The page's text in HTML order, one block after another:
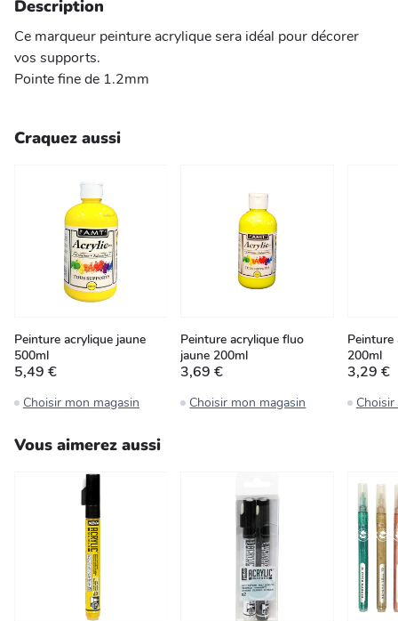
Description
Ce marqueur peinture acrylique sera idéal pour décorer
vos supports.
Pointe fine de 1.2mm
Craquez aussi
Peinture acrylique jaune
500ml
5,49 €
Choisir mon magasin
Peinture acrylique fluo
jaune 200ml
3,69 €
Choisir mon magasin
Peinture
200ml
3,29 €
Vous aimerez aussi